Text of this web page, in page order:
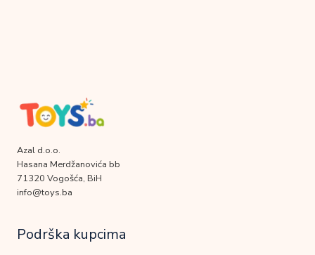
Azal d.o.o.
Hasana Merdžanovića bb
71320 Vogošća, BiH
info@toys.ba
Podrška kupcima